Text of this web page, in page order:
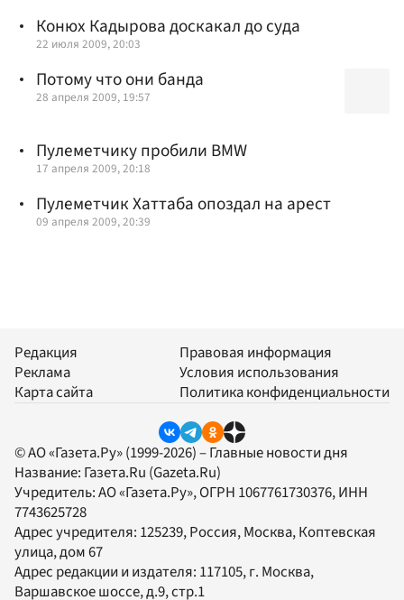
Конюх Кадырова доскакал до суда
22 июля 2009, 20:03
Потому что они банда
28 апреля 2009, 19:57
Пулеметчику пробили BMW
17 апреля 2009, 20:18
Пулеметчик Хаттаба опоздал на арест
09 апреля 2009, 20:39
Редакция
Реклама
Карта сайта
Правовая информация
Условия использования
Политика конфиденциальности
© АО «Газета.Ру» (1999-2026) – Главные новости дня
Название: Газета.Ru (Gazeta.Ru)
Учредитель:АО «Газета.Ру», ОГРН 1067761730376, ИНН
7743625728
Адрес учредителя: 125239, Россия, Москва, Коптевская
улица, дом 67
Адрес редакции и издателя: 117105, г. Москва,
Варшавское шоссе, д.9, стр.1